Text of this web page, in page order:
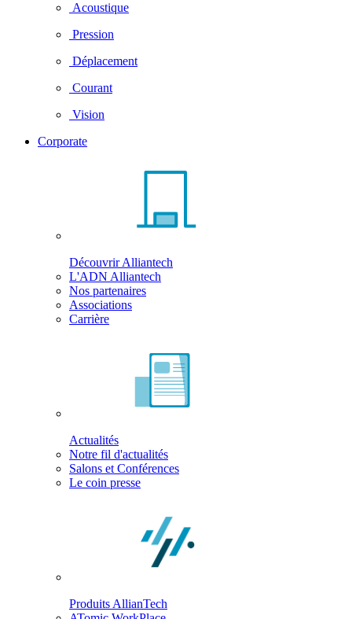
Acoustique
Pression
Déplacement
Courant
Vision
Corporate
Découvrir Alliantech
L'ADN Alliantech
Nos partenaires
Associations
Carrière
Actualités
Notre fil d'actualités
Salons et Conférences
Le coin presse
Produits AllianTech